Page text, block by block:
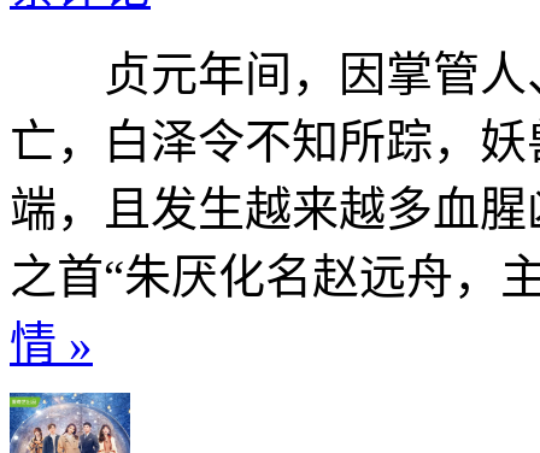
贞元年间，因掌管人
亡，白泽令不知所踪，
端，且发生越来越多血
之首“朱厌化名赵远舟，
情 »